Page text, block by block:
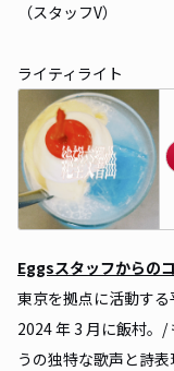
（スタッフV）
ライティライト
Eggsスタッフからの
東京を拠点に活動する
2024 年 3 月に飯村。
うの独特な歌声と詩